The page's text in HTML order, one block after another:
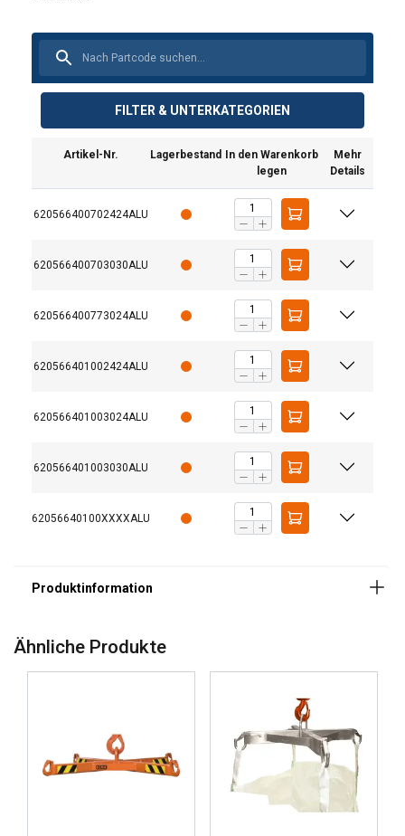
FILTER & UNTERKATEGORIEN
Artikel-Nr. Lagerbestand
In den Warenkorb
legen
Mehr
Details
620566400702424ALU
620566400703030ALU
620566400773024ALU
620566401002424ALU
620566401003024ALU
620566401003030ALU
62056640100XXXXALU
Kennzeichnung:
Oberfläche:
Ähnliche Produkte
Cookies.
Datenverkehr zu analysieren. Wir geben
Informationen über Ihre Nutzung unserer
Website auch an unsere Werbe- und
Analysepartner weiter, die diese möglicherweise
mit anderen Informationen kombinieren, die Sie
ihnen bereitgestellt haben oder die sie im